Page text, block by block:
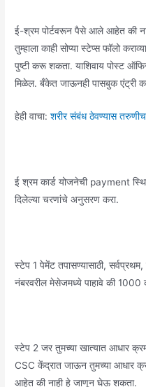
ई-श्रम पोर्टवरून पैसे आले आहेत की
तुम्हाला काही सोप्या स्टेप्स फॉलो
पुष्टी करू शकता. याशिवाय पोस्ट
मिळेल. बँकेत जाऊनही पासबुक एंट्री
हेही वाचा:शरीर संबंध ठेवण्यास
ई श्रम कार्ड योजनेची payment
दिलेल्या चरणांचे अनुसरण करा.
स्टेप 1 पेमेंट तपासण्यासाठी,
नंबरवरील मेसेजमध्ये पाहावे की 1000
स्टेप 2 जर तुमच्या खात्यात आधार
CSC केंद्रात जाऊन तुमच्या आधार
आहेत की नाही हे जाणून घेऊ शकता.